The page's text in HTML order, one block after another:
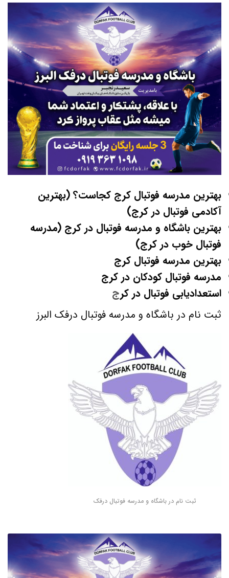
بهترین مدرسه فوتبال کرج کجاست؟ (بهترین
آکادمی فوتبال در کرج)
بهترین باشگاه و مدرسه فوتبال در کرج (مدرسه
فوتبال خوب در کرج)
بهترین مدرسه فوتبال کرج
مدرسه فوتبال کودکان در کرج
استعدادیابی فوتبال در کرج
ثبت نام در باشگاه و مدرسه فوتبال درفک البرز
ثبت نام در باشگاه و مدرسه فوتبال درفک